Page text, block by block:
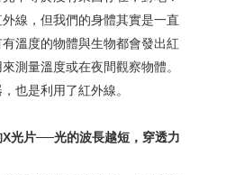
線，但我們的身體其實是一直
溫度的物體與生物都會發出紅
測量溫度或在夜間觀察物體。
也是利用了紅外線。
X光片──光的波長越短，穿透力